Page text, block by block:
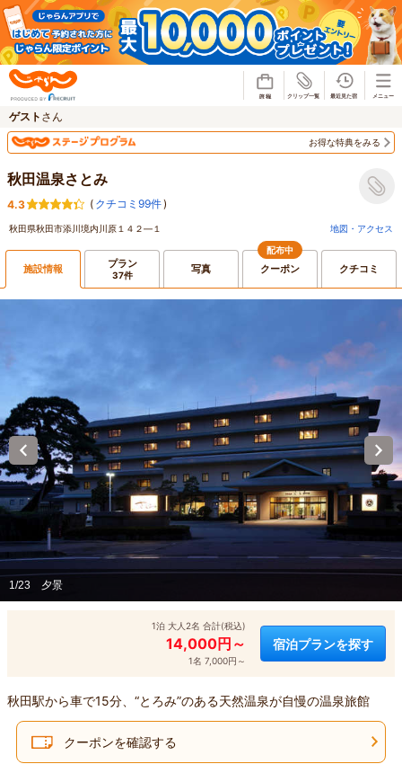
ゲスト さん
お得な特典をみる
秋田温泉さとみ
4.3 ( クチコミ99件)
秋田県秋田市添川境内川原１４２―１ 地図・アクセス
施設情報 プラン
37件 写真
配布中
クーポン クチコミ
1/23 夕景
1泊 大人2名 合計(税込)
14,000円～
1名 7,000円～
宿泊プランを探す
秋田駅から車で15分、“とろみ”のある天然温泉が自慢の温泉旅館
クーポンを確認する